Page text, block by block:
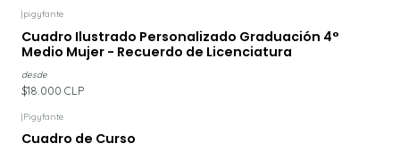
|pigyfante
Cuadro Ilustrado Personalizado Graduación 4°
Medio Mujer - Recuerdo de Licenciatura
desde
$18.000 CLP
|Pigyfante
Cuadro de Curso